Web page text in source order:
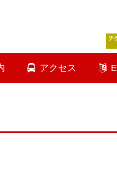
チ
アクセス